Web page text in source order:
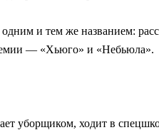
и тем же названием:
— «Хьюго» и «Небьюла».
уборщиком, ходит в